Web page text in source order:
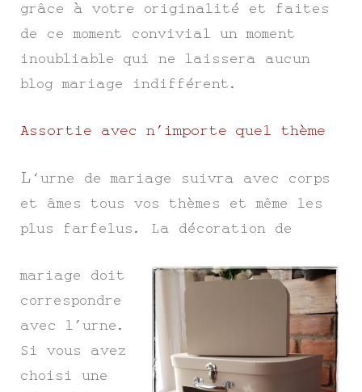
grâce à votre originalité et faites
de ce moment convivial un moment
inoubliable qui ne laissera aucun
blog mariage indifférent.
Assortie avec n’importe quel thème
L ‘urne de mariage suivra avec corps
et âmes tous vos thèmes et même les
plus farfelus. La décoration de
mariage doit
correspondre
avec l’urne.
Si vous avez
choisi une